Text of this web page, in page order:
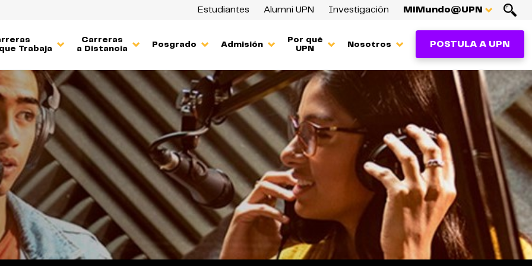
Estudiantes Alumni UPN Investigación MiMundo@UPN
Trabaja
Carreras
a Distancia
Posgrado Admisión
Por qué
UPN
Nosotros POSTULA A UPN